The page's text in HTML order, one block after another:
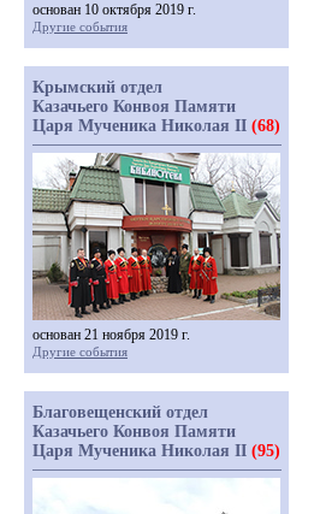
основан 10 октября 2019 г.
Другие события
Крымский отдел
Казачьего Конвоя Памяти
Царя Мученика Николая II (68)
основан 21 ноября 2019 г.
Другие события
Благовещенский отдел
Казачьего Конвоя Памяти
Царя Мученика Николая II (95)